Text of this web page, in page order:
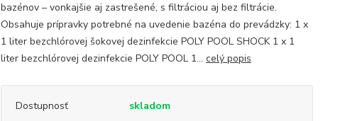
bazénov – vonkajšie aj zastrešené, s filtráciou aj bez filtrácie.
Obsahuje prípravky potrebné na uvedenie bazéna do prevádzky: 1 x
1 liter bezchlórovej šokovej dezinfekcie POLY POOL SHOCK 1 x 1
liter bezchlórovej dezinfekcie POLY POOL 1... celý popis
Dostupnosť
skladom